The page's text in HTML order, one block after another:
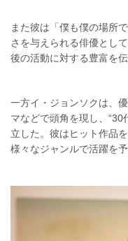
また彼は「僕も僕の場所
さを与えられる俳優とし
後の活動に対する豊富を伝
一方イ・ジョンソクは、
マなどで頭角を現し、
立した。彼はヒット作品
様々なジャンルで活躍を